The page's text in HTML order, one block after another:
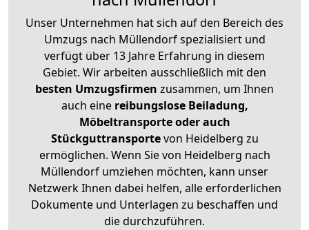
Unser Unternehmen hat sich auf den Bereich des
Umzugs nach Müllendorf spezialisiert und
verfügt über 13 Jahre Erfahrung in diesem
Gebiet. Wir arbeiten ausschließlich mit den
besten Umzugsfirmen zusammen, um Ihnen
auch eine reibungslose Beiladung,
Möbeltransporte oder auch
Stückguttransportevon Heidelberg zu
ermöglichen. Wenn Sie von Heidelberg nach
Müllendorf umziehen möchten, kann unser
Netzwerk Ihnen dabei helfen, alle erforderlichen
Dokumente und Unterlagen zu beschaffen und
die durchzuführen.